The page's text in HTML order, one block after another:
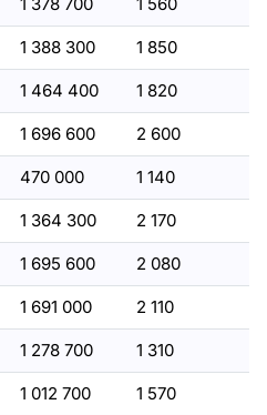
1 388 300 1 850
1 464 400 1 820
1 696 600 2 600
470 000 1 140
1 364 300 2 170
1 695 600 2 080
1 691 000 2 110
1 278 700 1 310
1 012 700 1 570